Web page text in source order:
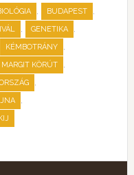
, BUDAPEST ,
, GENETIKA ,
KÉMBOTRÁNY ,
MARGIT KÖRÚT ,
,
,